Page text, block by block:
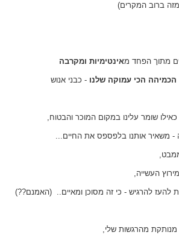
ברוב המקרים)
מתוך הפחד מאינטימיות ומקרבה
הכמיהה הכי עמוקה שלנו - כבני אנוש
שומר עלינו במקום המוכר והבטוח,
משאיר אותנו בלפספס את החיים...
העשייה,
להעז להרגיש - כי זה מסוכן ומאיים.. (האמנם??)
מנותקת מהרגשות שלי,